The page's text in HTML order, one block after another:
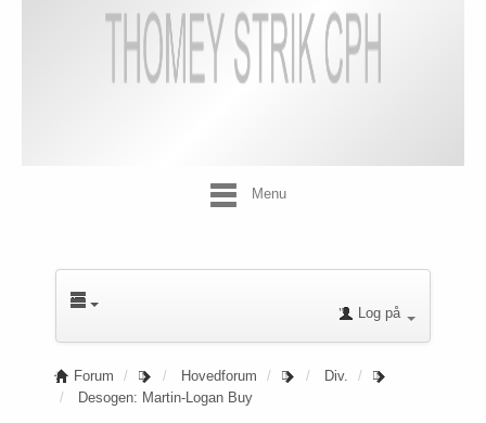
Menu
Log på
Forum Hovedforum
Div.
Desogen: Martin-Logan Buy